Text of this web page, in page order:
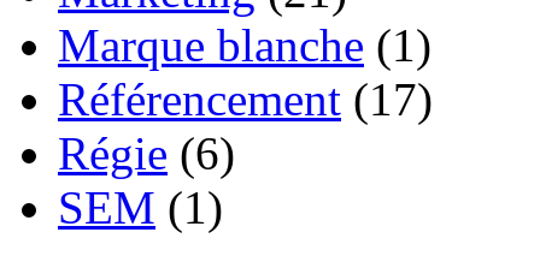
Marque blanche (1)
Référencement (17)
Régie (6)
SEM (1)